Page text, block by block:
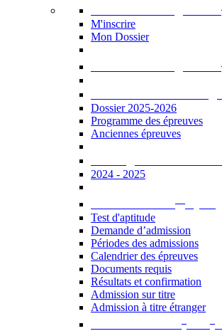
M'inscrire
Mon Dossier
Dossier 2025-2026
Programme des épreuves
Anciennes épreuves
2024 - 2025
Test d'aptitude
Demande d’admission
Périodes des admissions
Calendrier des épreuves
Documents requis
Résultats et confirmation
Admission sur titre
Admission à titre étranger